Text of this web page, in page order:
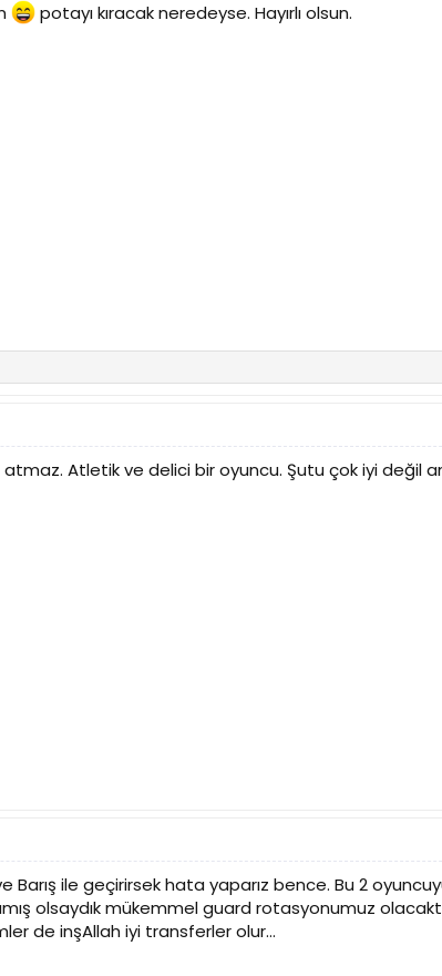
potayı kıracak neredeyse. Hayırlı olsun.
Atletik ve delici bir oyuncu. Şutu çok iyi değil
Barış ile geçirirsek hata yaparız bence. Bu 2
olsaydık mükemmel guard rotasyonumuz
de inşAllah iyi transferler olur...